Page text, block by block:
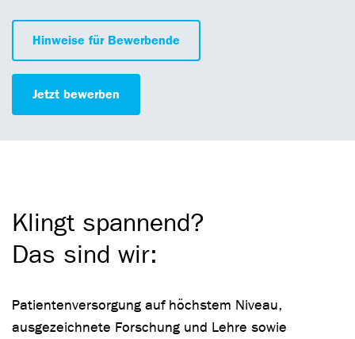
Hinweise für Bewerbende
Jetzt bewerben
Klingt spannend?
Das sind wir:
Patientenversorgung auf höchstem Niveau,
ausgezeichnete Forschung und Lehre sowie